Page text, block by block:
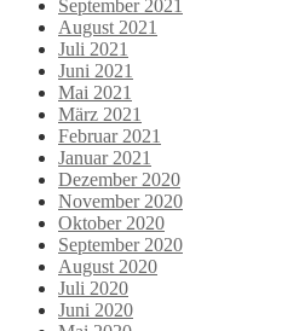
September 2021
August 2021
Juli 2021
Juni 2021
Mai 2021
März 2021
Februar 2021
Januar 2021
Dezember 2020
November 2020
Oktober 2020
September 2020
August 2020
Juli 2020
Juni 2020